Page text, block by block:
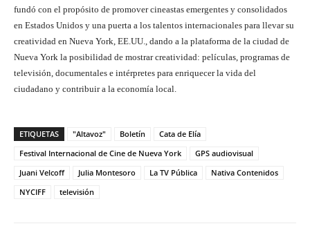
fundó con el propósito de promover cineastas emergentes y consolidados
en Estados Unidos y una puerta a los talentos internacionales para llevar su
creatividad en Nueva York, EE.UU., dando a la plataforma de la ciudad de
Nueva York la posibilidad de mostrar creatividad: películas, programas de
televisión, documentales e intérpretes para enriquecer la vida del
ciudadano y contribuir a la economía local.
ETIQUETAS "Altavoz" Boletín
Cata de Elía
Festival Internacional de Cine de Nueva York
GPS audiovisual
Juani Velcoff
Julia Montesoro La TV Pública
Nativa Contenidos
NYCIFF
televisión